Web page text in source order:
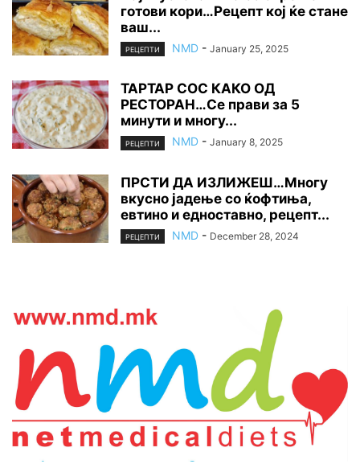
готови кори…Рецепт кој ќе стане
ваш...
РЕЦЕПТИ NMD - January 25, 2025
ТАРТАР СОС КАКО ОД
РЕСТОРАН…Се прави за 5
минути и многу...
РЕЦЕПТИ NMD - January 8, 2025
ПРСТИ ДА ИЗЛИЖЕШ…Многу
вкусно јадење со ќофтиња,
евтино и едноставно, рецепт...
РЕЦЕПТИ NMD - December 28, 2024